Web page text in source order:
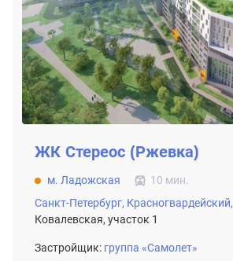
ЖК Стереос (Ржевка)
м. Ладожская
10 мин.
Санкт-Петербург, Красногвардейский,
Ковалевская, участок 1
Застройщик: группа «Самолет»